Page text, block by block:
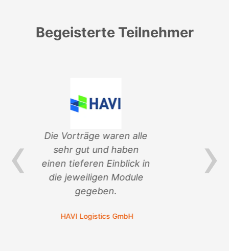
Begeisterte Teilnehmer
‹in
Jeder Vortrag macht
Lust auf mehr.
LVR-Infokom ›